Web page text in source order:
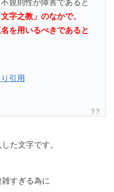
規則性が障害であると
字之教」のなかで、
を用いるべきであると
引用
た文字です。
すぎる為に